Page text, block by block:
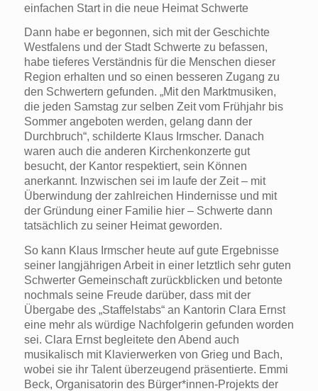
einfachen Start in die neue Heimat Schwerte
Dann habe er begonnen, sich mit der Geschichte
Westfalens und der Stadt Schwerte zu befassen,
habe tieferes Verständnis für die Menschen dieser
Region erhalten und so einen besseren Zugang zu
den Schwertern gefunden. „Mit den Marktmusiken,
die jeden Samstag zur selben Zeit vom Frühjahr bis
Sommer angeboten werden, gelang dann der
Durchbruch“, schilderte Klaus Irmscher. Danach
waren auch die anderen Kirchenkonzerte gut
besucht, der Kantor respektiert, sein Können
anerkannt. Inzwischen sei im laufe der Zeit – mit
Überwindung der zahlreichen Hindernisse und mit
der Gründung einer Familie hier – Schwerte dann
tatsächlich zu seiner Heimat geworden.
So kann Klaus Irmscher heute auf gute Ergebnisse
seiner langjährigen Arbeit in einer letztlich sehr guten
Schwerter Gemeinschaft zurückblicken und betonte
nochmals seine Freude darüber, dass mit der
Übergabe des „Staffelstabs“ an Kantorin Clara Ernst
eine mehr als würdige Nachfolgerin gefunden worden
sei. Clara Ernst begleitete den Abend auch
musikalisch mit Klavierwerken von Grieg und Bach,
wobei sie ihr Talent überzeugend präsentierte. Emmi
Beck, Organisatorin des Bürger*innen-Projekts der